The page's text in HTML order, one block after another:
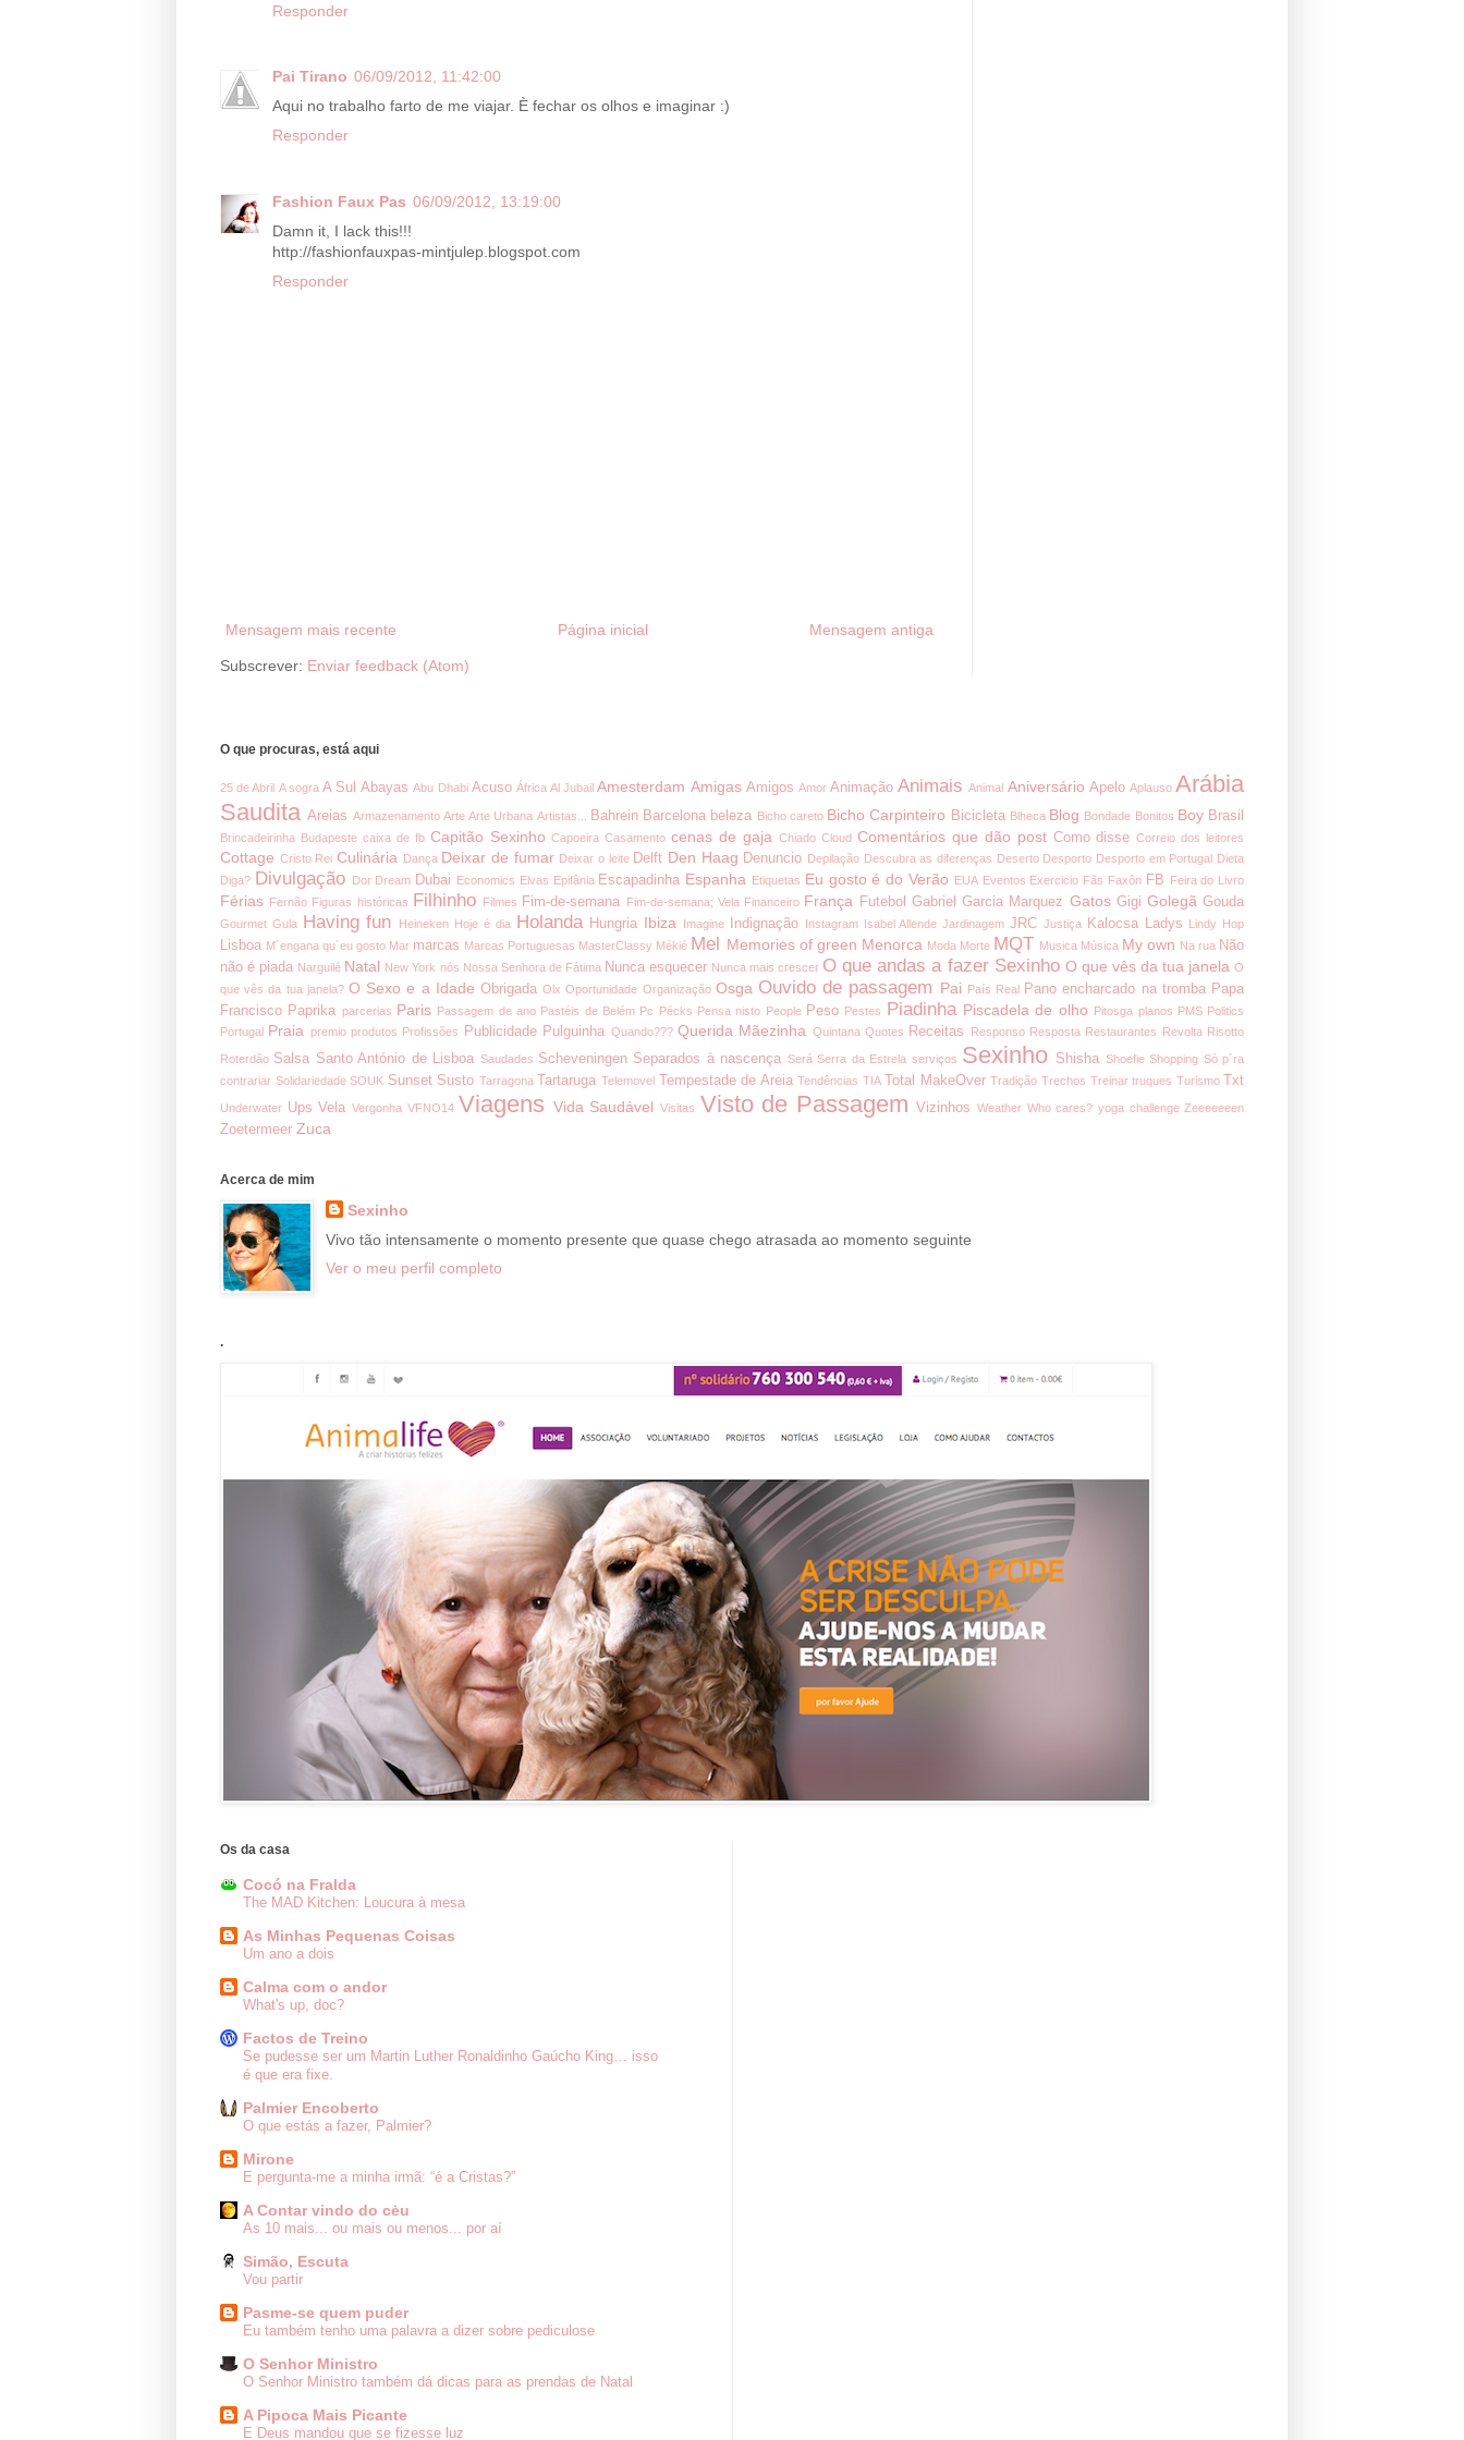
Responder
Pai Tirano 06/09/2012, 11:42:00
Aqui no trabalho farto de me viajar. È fechar os olhos e imaginar :)
Responder
Fashion Faux Pas 06/09/2012, 13:19:00
Damn it, I lack this!!!
http://fashionfauxpas-mintjulep.blogspot.com
Responder
Mensagem mais recente Mensagem antiga
Página inicial
Subscrever: Enviar feedback (Atom)
O que procuras, está aqui
25 de Abril A sogra A Sul Abayas Abu Dhabi Acuso África Al Jubail Amesterdam Amigas Amigos Amor Animação Animais Animal Aniversário Apelo Aplauso Arábia
Saudita Areias Armazenamento Arte Arte Urbana Artistas... Bahrein Barcelona beleza Bicho careto Bicho Carpinteiro Bicicleta Blheca Blog Bondade Bonitos Boy Brasil
Brincadeirinha Budapeste caixa de fb Capitão Sexinho Capoeira Casamento cenas de gaja Chiado Cloud Comentários que dão post Como disse Correio dos leitores
Cottage Cristo Rei Culinária Dança Deixar de fumar Deixar o leite Delft Den Haag Denuncio Depilação Descubra as diferenças Deserto Desporto Desporto em Portugal Dieta
Diga? Divulgação Dor Dream Dubai Economics Elvas Epifânia Escapadinha Espanha Etiquetas Eu gosto é do Verão EUA Eventos Exercicio Fãs Faxôn FB Feira do Livro
Férias Fernão Figuras históricas Filhinho Filmes Fim-de-semana Fim-de-semana; Vela Financeiro França Futebol Gabriel Garcia Marquez Gatos Gigi Golegã Gouda
Gourmet Gula Having fun Heineken Hoje é dia Holanda Hungria Ibiza Imagine Indignação Instagram Isabel Allende Jardinagem JRC Justiça Kalocsa Ladys Lindy Hop
Lisboa M´engana qu´eu gosto Mar marcas Marcas Portuguesas MasterClassy Mékié Mel Memories of green Menorca Moda Morte MQT Musica Música My own Na rua Não
não é piada Narguilé Natal New York nós Nossa Senhora de Fátima Nunca esquecer Nunca mais crescer O que andas a fazer Sexinho O que vês da tua janela O
que vês da tua janela? O Sexo e a Idade Obrigada Olx Oportunidade Organização Osga Ouvido de passagem Pai País Real Pano encharcado na tromba Papa
Francisco Paprika parcerias Paris Passagem de ano Pastéis de Belém Pc Pécks Pensa nisto People Peso Pestes Piadinha Piscadela de olho Pitosga planos PMS Politics
Portugal Praia premio produtos Profissões Publicidade Pulguinha Quando??? Querida Mãezinha Quintana Quotes Receitas Responso Resposta Restaurantes Revolta Risotto
Roterdão Salsa Santo António de Lisboa Saudades Scheveningen Separados à nascença Será Serra da Estrela serviços Sexinho Shisha Shoefie Shopping Só p´ra
contrariar Solidariedade SOUK Sunset Susto Tarragona Tartaruga Telemovel Tempestade de Areia Tendências TIA Total MakeOver Tradição Trechos Treinar truques Turismo Txt
Underwater Ups Vela Vergonha VFNO14 Viagens Vida Saudável Visitas Visto de Passagem Vizinhos Weather Who cares? yoga challenge Zeeeeeeen
Zoetermeer Zuca
Acerca de mim
Sexinho
Vivo tão intensamente o momento presente que quase chego atrasada ao momento seguinte
Ver o meu perfil completo
.
Os da casa
Cocó na Fralda
The MAD Kitchen: Loucura à mesa
As Minhas Pequenas Coisas
Um ano a dois
Calma com o andor
What's up, doc?
Factos de Treino
Se pudesse ser um Martin Luther Ronaldinho Gaúcho King… isso
é que era fixe.
Palmier Encoberto
O que estás a fazer, Palmier?
Mirone
E pergunta-me a minha irmã: “é a Cristas?”
A Contar vindo do cėu
As 10 mais... ou mais ou menos... por aí
Simão, Escuta
Vou partir
Pasme-se quem puder
Eu também tenho uma palavra a dizer sobre pediculose
O Senhor Ministro
O Senhor Ministro também dá dicas para as prendas de Natal
A Pipoca Mais Picante
E Deus mandou que se fizesse luz